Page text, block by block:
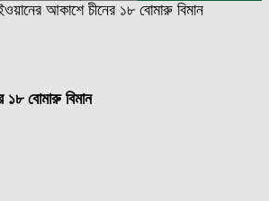
আকাশে চীনের ১৮ বোমারু বিমান
১৮ বোমারু বিমান